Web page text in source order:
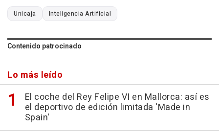
Unicaja Inteligencia Artificial
Contenido patrocinado
Lo más leído
El coche del Rey Felipe VI en Mallorca: así es
el deportivo de edición limitada 'Made in
Spain'